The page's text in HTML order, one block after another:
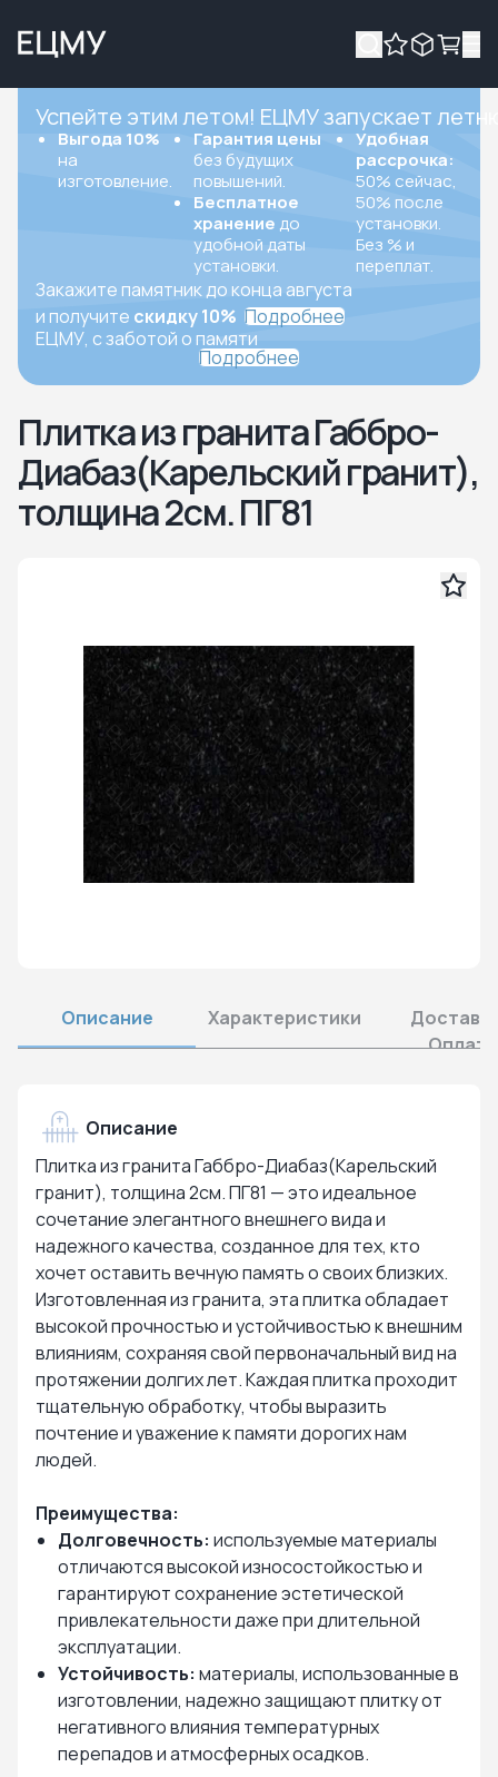
Успейте этим летом! ЕЦМУ запускает
Выгода 10%
на
изготовление.
Гарантия цены
без будущих
повышений.
Бесплатное
хранение до
удобной даты
установки.
Удобная
рассрочка:
50% сейчас,
50% после
установки.
Без % и
переплат.
Закажите памятник до конца августа
и получите скидку 10% Подробнее
ЕЦМУ, с заботой о памяти
Подробнее
Плитка из гранита Габбро-
Диабаз(Карельский гранит),
толщина 2см. ПГ81
Описание Характеристики
Оплата
Описание
Плитка из гранита Габбро-Диабаз(Карельский
гранит), толщина 2см. ПГ81 — это идеальное
сочетание элегантного внешнего вида и
надежного качества, созданное для тех, кто
хочет оставить вечную память о своих близких.
Изготовленная из гранита, эта плитка обладает
высокой прочностью и устойчивостью к внешним
влияниям, сохраняя свой первоначальный вид на
протяжении долгих лет. Каждая плитка проходит
тщательную обработку, чтобы выразить
почтение и уважение к памяти дорогих нам
людей.
Преимущества:
Долговечность: используемые материалы
отличаются высокой износостойкостью и
гарантируют сохранение эстетической
привлекательности даже при длительной
эксплуатации.
Устойчивость: материалы, использованные в
изготовлении, надежно защищают плитку от
негативного влияния температурных
перепадов и атмосферных осадков.